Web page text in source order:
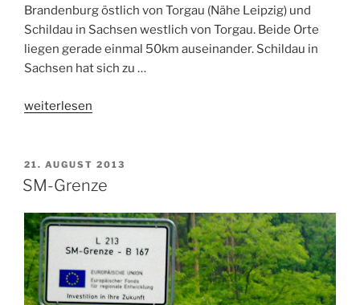
Brandenburg östlich von Torgau (Nähe Leipzig) und
Schildau in Sachsen westlich von Torgau. Beide Orte
liegen gerade einmal 50km auseinander. Schildau in
Sachsen hat sich zu …
„Die
weiterlesen
VERÖFFENTLICHT
AM
21. AUGUST 2013
SM-Grenze